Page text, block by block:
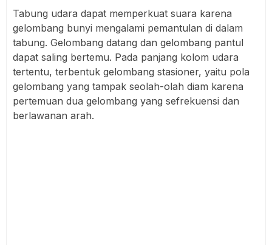
Tabung udara dapat memperkuat suara karena
gelombang bunyi mengalami pemantulan di dalam
tabung. Gelombang datang dan gelombang pantul
dapat saling bertemu. Pada panjang kolom udara
tertentu, terbentuk gelombang stasioner, yaitu pola
gelombang yang tampak seolah-olah diam karena
pertemuan dua gelombang yang sefrekuensi dan
berlawanan arah.